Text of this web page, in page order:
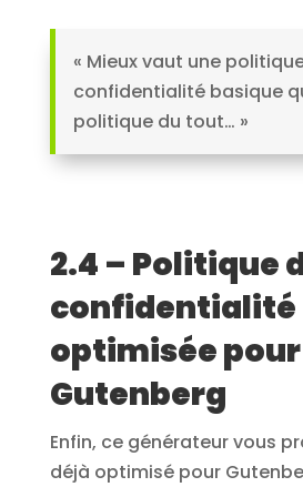
« Mieux vaut une
confidentialité basique
politique du tout… »
2.4 – Politique
confidentialité
optimisée pour
Gutenberg
Enfin, ce générateur vous
déjà optimisé pour